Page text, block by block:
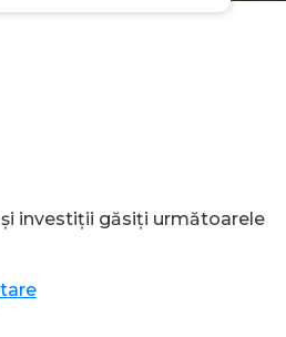
investiții găsiţi următoarele